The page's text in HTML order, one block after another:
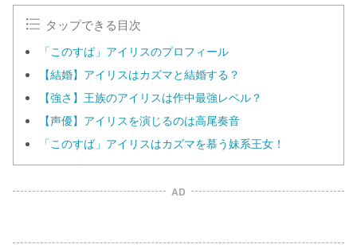
タップできる目次
「このすば」アイリスのプロフィール
【結婚】アイリスはカズマと結婚する？
【強さ】王族のアイリスは作中最強レベル？
【声優】アイリスを演じるのは高尾奏音
「このすば」アイリスはカズマを慕う妹系王女！
AD